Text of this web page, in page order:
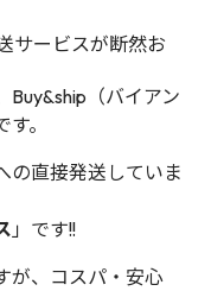
サービスが断然お
（バイアン
。
の直接発送していま
」です!!
が、コスパ・安心